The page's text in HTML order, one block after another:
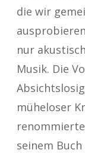
die wir
nur
Musik. Die
müheloser
seinem